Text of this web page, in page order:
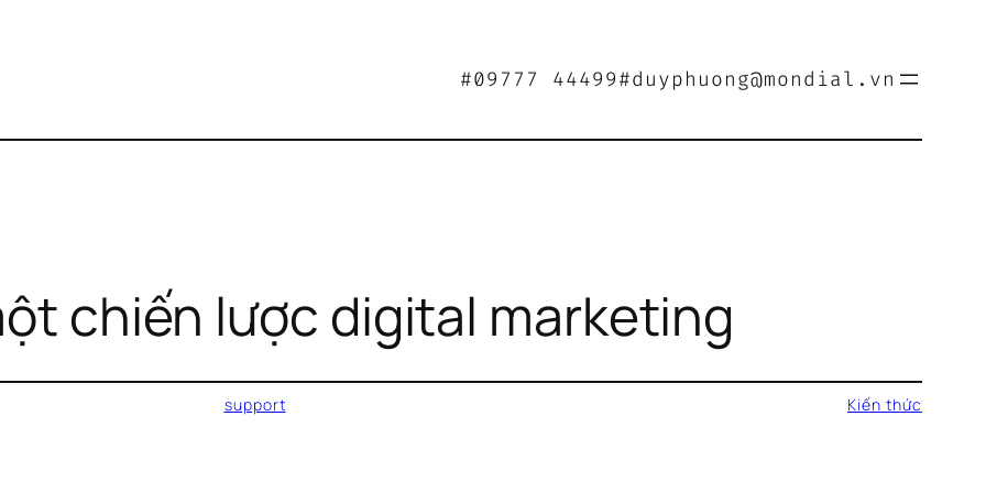
#09777 44499#duyphuong@mondial.vn
chiến lược digital marketing
support Kiến thức